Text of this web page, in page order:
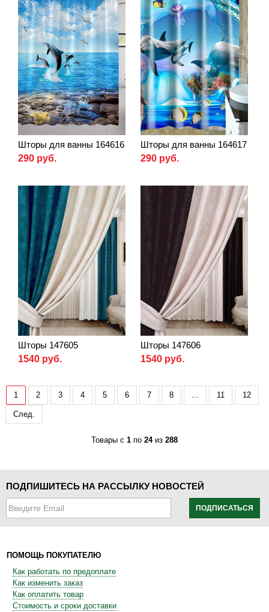
Шторы для ванны 164616
290 руб.
Шторы для ванны 164617
290 руб.
Шторы 147605
1540 руб.
Шторы 147606
1540 руб.
1 2 3 4 5 6 7 8 ... 11 12
След.
Товары с 1 по 24из 288
ПОДПИШИТЕСЬ НА РАССЫЛКУ НОВОСТЕЙ
ПОДПИСАТЬСЯ
ПОМОЩЬ ПОКУПАТЕЛЮ
Как работать по предоплате
Как изменить заказ
Как оплатить товар
Стоимость и сроки доставки